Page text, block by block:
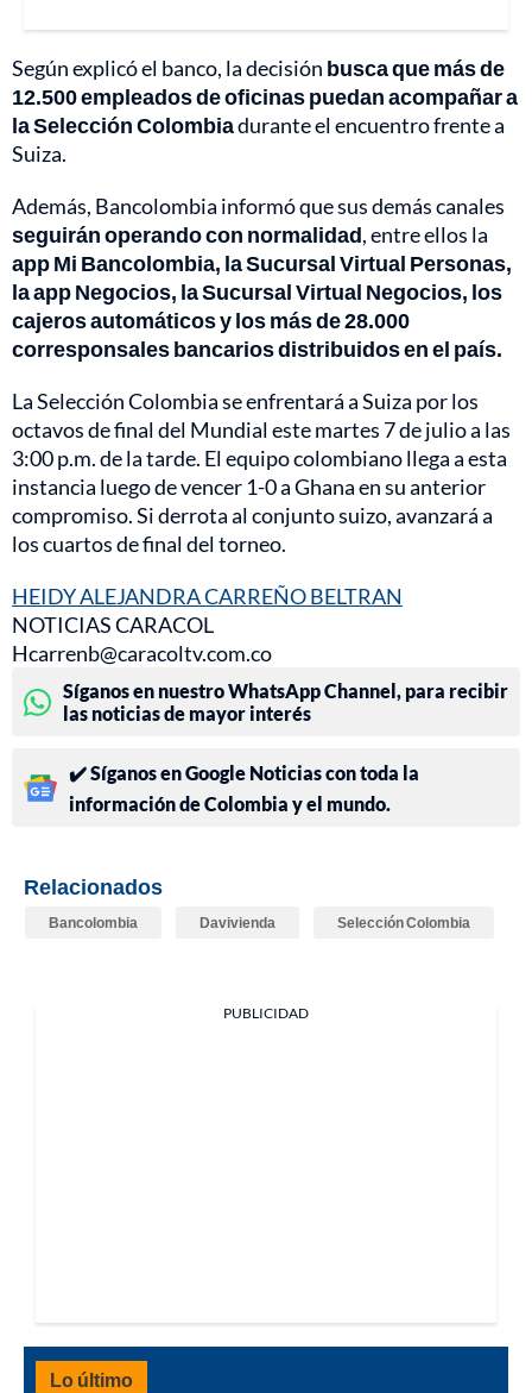
Según explicó el banco, la decisión busca que más de
12.500 empleados de oficinas puedan acompañar a
la Selección Colombiadurante el encuentro frente a
Suiza.
Además, Bancolombia informó que sus demás canales
seguirán operando con normalidad, entre ellos la
app Mi Bancolombia, la Sucursal Virtual Personas,
la app Negocios, la Sucursal Virtual Negocios, los
cajeros automáticos y los más de 28.000
corresponsales bancarios distribuidos en el país.
La Selección Colombia se enfrentará a Suiza por los
octavos de final del Mundial este martes 7 de julio a las
3:00 p.m. de la tarde. El equipo colombiano llega a esta
instancia luego de vencer 1-0 a Ghana en su anterior
compromiso. Si derrota al conjunto suizo, avanzará a
los cuartos de final del torneo.
HEIDY ALEJANDRA CARREÑO BELTRAN
NOTICIAS CARACOL
Hcarrenb@caracoltv.com.co
Síganos en nuestro WhatsApp Channel, para recibir
las noticias de mayor interés
✔️ Síganos en Google Noticias con toda la
información de Colombia y el mundo.
Relacionados
Bancolombia Davivienda Selección Colombia
PUBLICIDAD
Lo último